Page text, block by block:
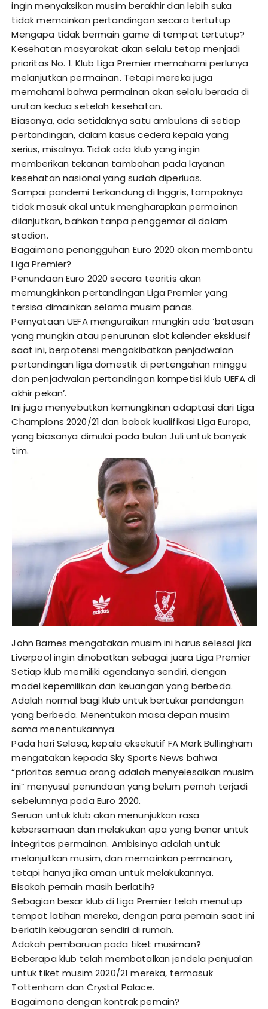
ingin menyaksikan musim berakhir dan lebih suka
tidak memainkan pertandingan secara tertutup
Mengapa tidak bermain game di tempat tertutup?
Kesehatan masyarakat akan selalu tetap menjadi
prioritas No. 1. Klub Liga Premier memahami perlunya
melanjutkan permainan. Tetapi mereka juga
memahami bahwa permainan akan selalu berada di
urutan kedua setelah kesehatan.
Biasanya, ada setidaknya satu ambulans di setiap
pertandingan, dalam kasus cedera kepala yang
serius, misalnya. Tidak ada klub yang ingin
memberikan tekanan tambahan pada layanan
kesehatan nasional yang sudah diperluas.
Sampai pandemi terkandung di Inggris, tampaknya
tidak masuk akal untuk mengharapkan permainan
dilanjutkan, bahkan tanpa penggemar di dalam
stadion.
Bagaimana penangguhan Euro 2020 akan membantu
Liga Premier?
Penundaan Euro 2020 secara teoritis akan
memungkinkan pertandingan Liga Premier yang
tersisa dimainkan selama musim panas.
Pernyataan UEFA menguraikan mungkin ada ‘batasan
yang mungkin atau penurunan slot kalender eksklusif
saat ini, berpotensi mengakibatkan penjadwalan
pertandingan liga domestik di pertengahan minggu
dan penjadwalan pertandingan kompetisi klub UEFA di
akhir pekan’.
Ini juga menyebutkan kemungkinan adaptasi dari Liga
Champions 2020/21 dan babak kualifikasi Liga Europa,
yang biasanya dimulai pada bulan Juli untuk banyak
tim.
John Barnes mengatakan musim ini harus selesai jika
Liverpool ingin dinobatkan sebagai juara Liga Premier
Setiap klub memiliki agendanya sendiri, dengan
model kepemilikan dan keuangan yang berbeda.
Adalah normal bagi klub untuk bertukar pandangan
yang berbeda. Menentukan masa depan musim
sama menentukannya.
Pada hari Selasa, kepala eksekutif FA Mark Bullingham
mengatakan kepada Sky Sports News bahwa
“prioritas semua orang adalah menyelesaikan musim
ini” menyusul penundaan yang belum pernah terjadi
sebelumnya pada Euro 2020.
Seruan untuk klub akan menunjukkan rasa
kebersamaan dan melakukan apa yang benar untuk
integritas permainan. Ambisinya adalah untuk
melanjutkan musim, dan memainkan permainan,
tetapi hanya jika aman untuk melakukannya.
Bisakah pemain masih berlatih?
Sebagian besar klub di Liga Premier telah menutup
tempat latihan mereka, dengan para pemain saat ini
berlatih kebugaran sendiri di rumah.
Adakah pembaruan pada tiket musiman?
Beberapa klub telah membatalkan jendela penjualan
untuk tiket musim 2020/21 mereka, termasuk
Tottenham dan Crystal Palace.
Bagaimana dengan kontrak pemain?